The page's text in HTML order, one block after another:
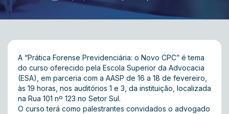
A “Prática Forense Previdenciária: o Novo CPC” é tema
do curso oferecido pela Escola Superior da Advocacia
(ESA), em parceria com a AASP de 16 a 18 de fevereiro,
às 19 horas, nos auditórios 1 e 3, da instituição, localizada
na Rua 101 nº 123 no Setor Sul.
O curso terá como palestrantes convidados o advogado